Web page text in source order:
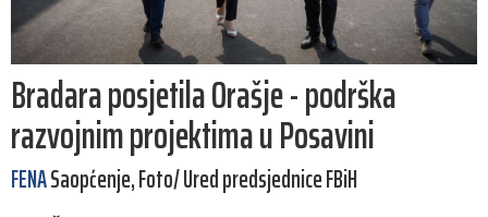
Bradara posjetila Orašje - podrška
razvojnim projektima u Posavini
FENASaopćenje, Foto/ Ured predsjednice FBiH